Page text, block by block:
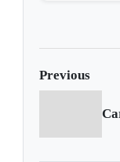
Previous